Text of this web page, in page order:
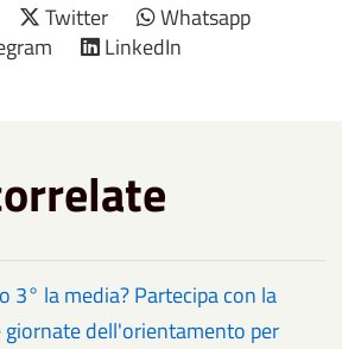
Twitter
Whatsapp
LinkedIn
3° la media? Partecipa con la
dell'orientamento per